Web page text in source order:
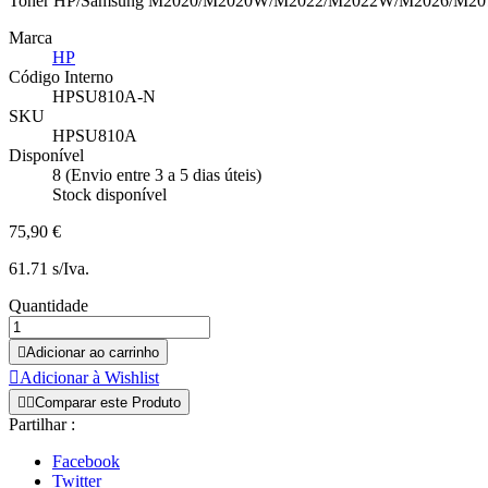
Marca
HP
Código Interno
HPSU810A-N
SKU
HPSU810A
Disponível
8 (Envio entre 3 a 5 dias úteis)
Stock disponível
75,90 €
61.71 s/Iva.
Quantidade
Adicionar ao carrinho
Adicionar à Wishlist
 Comparar este Produto
Partilhar :
Facebook
Twitter